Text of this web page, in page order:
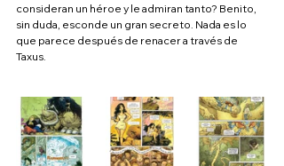
consideran un héroe y le admiran tanto? Benito,
sin duda, esconde un gran secreto. Nada es lo
que parece después de renacer a través de
Taxus.